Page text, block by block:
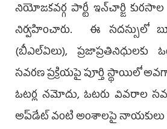
నియోజకవర్గ పార్టీ ఇన్‌చార్జి కుర‌సాల
నిర్వహించారు. ఈ సదస్సులో
(బీఎల్‌ఏలు), ప్రజాప్రతినిధులకు
సవరణ ప్రక్రియపై పూర్తి స్థాయిలో
ఓటర్ల నమోదు, ఓటరు వివరాల
అప్‌డేట్ వంటి అంశాలపై నాయకులు